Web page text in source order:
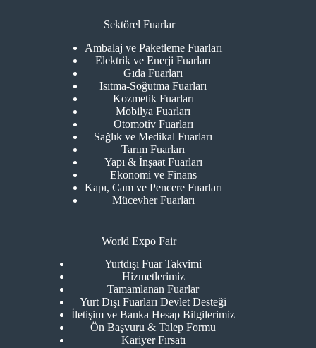
Sektörel Fuarlar
Ambalaj ve Paketleme Fuarları
Elektrik ve Enerji Fuarları
Gıda Fuarları
Isıtma-Soğutma Fuarları
Kozmetik Fuarları
Mobilya Fuarları
Otomotiv Fuarları
Sağlık ve Medikal Fuarları
Tarım Fuarları
Yapı & İnşaat Fuarları
Ekonomi ve Finans
Kapı, Cam ve Pencere Fuarları
Mücevher Fuarları
World Expo Fair
Yurtdışı Fuar Takvimi
Hizmetlerimiz
Tamamlanan Fuarlar
Yurt Dışı Fuarları Devlet Desteği
İletişim ve Banka Hesap Bilgilerimiz
Ön Başvuru & Talep Formu
Kariyer Fırsatı